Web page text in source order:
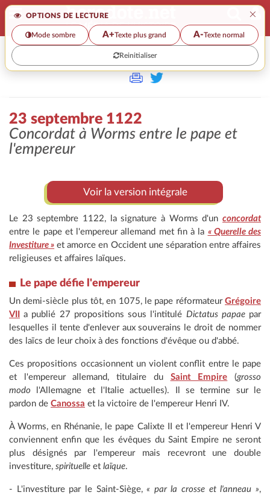
OPTIONS DE LECTURE ×
Mode sombre A+Texte plus grand A-Texte normal
Reinitialiser
>
23 septembre 1122
Concordat à Worms entre le pape et
l'empereur
Voir la version intégrale
Le 23 septembre 1122, la signature à Worms d'un concordat
entre le pape et l'empereur allemand met fin à la « Querelle des
Investiture » et amorce en Occident une séparation entre affaires
religieuses et affaires laïques.
Le pape défie l'empereur
Un demi-siècle plus tôt, en 1075, le pape réformateur Grégoire
VII
a publié 27 propositions sous l'intitulé Dictatus papaepar
lesquelles il tente d'enlever aux souverains le droit de nommer
des laïcs de leur choix à des fonctions d'évêque ou d'abbé.
Ces propositions occasionnent un violent conflit entre le pape
et l'empereur allemand, titulaire du Saint Empire (grosso
modo l'Allemagne et l'Italie actuelles). Il se termine sur le
pardon de Canossa et la victoire de l'empereur Henri IV.
À Worms, en Rhénanie, le pape Calixte II et l'empereur Henri V
conviennent enfin que les évêques du Saint Empire ne seront
plus désignés par l'empereur mais recevront une double
investiture, spirituelle et laïque.
- L'investiture par le Saint-Siège,« par la crosse et l'anneau »,